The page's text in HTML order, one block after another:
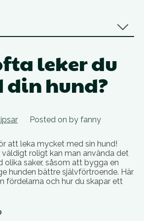
leker du
din hund?
Posted on by fanny
att leka mycket med sin hund!
roligt kan man använda det
olika saker, såsom att bygga en
hunden bättre självförtroende. Här
fördelarna och hur du skapar ett